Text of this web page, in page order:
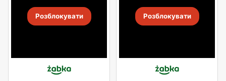
Розблокувати Розблокувати